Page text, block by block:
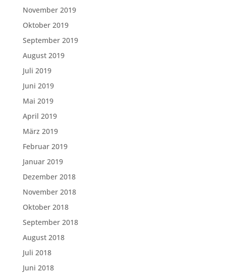
November 2019
Oktober 2019
September 2019
August 2019
Juli 2019
Juni 2019
Mai 2019
April 2019
März 2019
Februar 2019
Januar 2019
Dezember 2018
November 2018
Oktober 2018
September 2018
August 2018
Juli 2018
Juni 2018